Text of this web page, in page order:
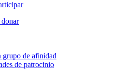
donar
grupo de afinidad
de patrocinio